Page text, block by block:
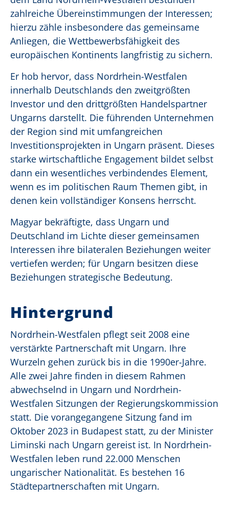
zahlreiche Übereinstimmungen der Interessen;
hierzu zähle insbesondere das gemeinsame
Anliegen, die Wettbewerbsfähigkeit des
europäischen Kontinents langfristig zu sichern.
Er hob hervor, dass Nordrhein-Westfalen
innerhalb Deutschlands den zweitgrößten
Investor und den drittgrößten Handelspartner
Ungarns darstellt. Die führenden Unternehmen
der Region sind mit umfangreichen
Investitionsprojekten in Ungarn präsent. Dieses
starke wirtschaftliche Engagement bildet selbst
dann ein wesentliches verbindendes Element,
wenn es im politischen Raum Themen gibt, in
denen kein vollständiger Konsens herrscht.
Magyar bekräftigte, dass Ungarn und
Deutschland im Lichte dieser gemeinsamen
Interessen ihre bilateralen Beziehungen weiter
vertiefen werden; für Ungarn besitzen diese
Beziehungen strategische Bedeutung.
Hintergrund
Nordrhein-Westfalen pflegt seit 2008 eine
verstärkte Partnerschaft mit Ungarn. Ihre
Wurzeln gehen zurück bis in die 1990er-Jahre.
Alle zwei Jahre finden in diesem Rahmen
abwechselnd in Ungarn und Nordrhein-
Westfalen Sitzungen der Regierungskommission
statt. Die vorangegangene Sitzung fand im
Oktober 2023 in Budapest statt, zu der Minister
Liminski nach Ungarn gereist ist. In Nordrhein-
Westfalen leben rund 22.000 Menschen
ungarischer Nationalität. Es bestehen 16
Städtepartnerschaften mit Ungarn.